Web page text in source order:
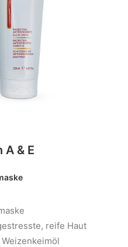
A & E
reife Haut